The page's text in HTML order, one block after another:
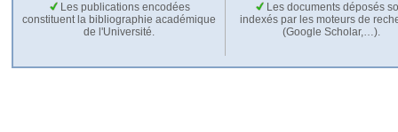
Les publications encodées
constituent la bibliographie académique
de l'Université.
Les documents déposés
indexés par les moteurs de
(Google Scholar,…).